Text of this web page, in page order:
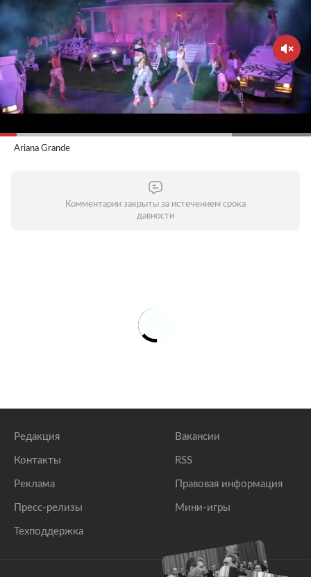
Ariana Grande
Комментарии закрыты за истечением срока
давности
Редакция
Контакты
Реклама
Пресс-релизы
Техподдержка
Вакансии
RSS
Правовая информация
Мини-игры